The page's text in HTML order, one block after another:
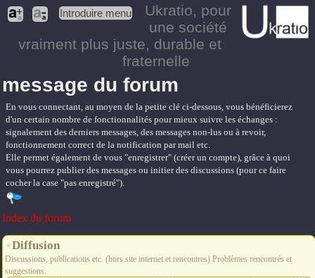
Introduire menu Ukratio, pour
une société
vraiment plus juste, durable et
fraternelle
message du forum
En vous connectant, au moyen de la petite clé ci-dessous, vous bénéficierez
d'un certain nombre de fonctionnalités pour mieux suivre les échanges :
signalement des derniers messages, des messages non-lus ou à revoir,
fonctionnement correct de la notification par mail etc.
Elle permet également de vous "enregistrer" (créer un compte), grâce à quoi
vous pourrez publier des messages ou initier des discussions (pour ce faire
cocher la case "pas enregistré").
Index du forum
Diffusion
Discussions, publications etc. (hors site internet et rencontres) Problèmes rencontrés et
suggestions.